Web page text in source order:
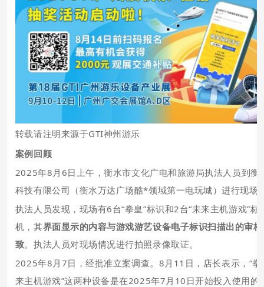
转载请注明来源于GTI神州游乐
案例回顾
2025年8月6日上午，衡水市文化广电和旅游局执法人员到衡
科技有限公司（衡水万达广场酷*领域第一电玩城）进行现场
执法人员发现，现场有6台“拳皇”标识和2台“未来主机游戏”标
机，其界面显示的内容与游戏游艺设备电子标识扫描出的审
致。执法人员对现场情况进行拍照录像取证。
2025年8月7日，经批准立案调查。8月11日，店长表示，“拳
来主机游戏”这两种设备是在2025年7月10日开始投入使用的